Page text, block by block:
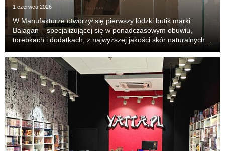
1 czerwca 2026
W Manufakturze otworzył się pierwszy łódzki butik marki
Balagan – specjalizującej się w ponadczasowym obuwiu,
torebkach i dodatkach, z najwyższej jakości skór naturalnych.
handlowej.